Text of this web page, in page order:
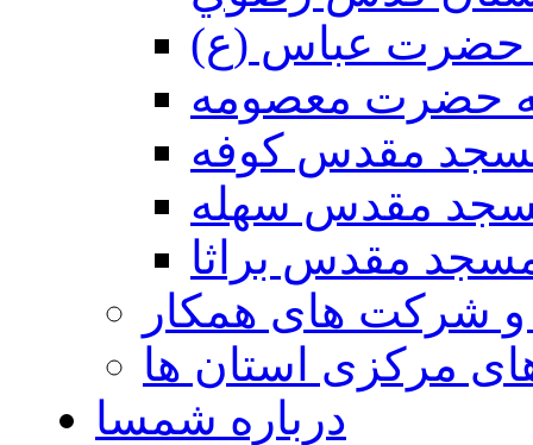
حضرت عباس (ع)
حضرت معصومه
مقدس كوفه
مقدس سهله
مقدس براثا
و شرکت های همکار
مرکزی استان ها
درباره شمسا